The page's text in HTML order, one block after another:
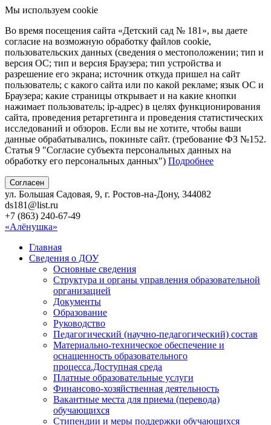
Мы используем cookie
Во время посещения сайта «Детский сад № 181», вы даете
согласие на возможную обработку файлов cookie,
пользовательских данных (сведения о местоположении; тип и
версия ОС; тип и версия Браузера; тип устройства и
разрешение его экрана; источник откуда пришел на сайт
пользователь; с какого сайта или по какой рекламе; язык ОС и
Браузера; какие страницы открывает и на какие кнопки
нажимает пользователь; ip-адрес) в целях функционирования
сайта, проведения ретаргетинга и проведения статистических
исследований и обзоров. Если вы не хотите, чтобы ваши
данные обрабатывались, покиньте сайт. (требование ФЗ №152.
Статья 9 "Согласие субъекта персональных данных на
обработку его персональных данных") Подробнее
Согласен
ул. Большая Садовая, 9, г. Ростов-на-Дону, 344082
ds181@list.ru
+7 (863) 240-67-49
«Алёнушка»
Главная
Сведения о ДОУ
Основные сведения
Структура и органы управления образовательной
организацией
Документы
Образование
Руководство
Педагогический (научно-педагогический) состав
Материально-техническое обеспечение и
оснащенность образовательного
процесса.Доступная среда
Платные образовательные услуги
Финансово-хозяйственная деятельность
Вакантные места для приема (перевода)
обучающихся
Стипендии и меры поддержки обучающихся